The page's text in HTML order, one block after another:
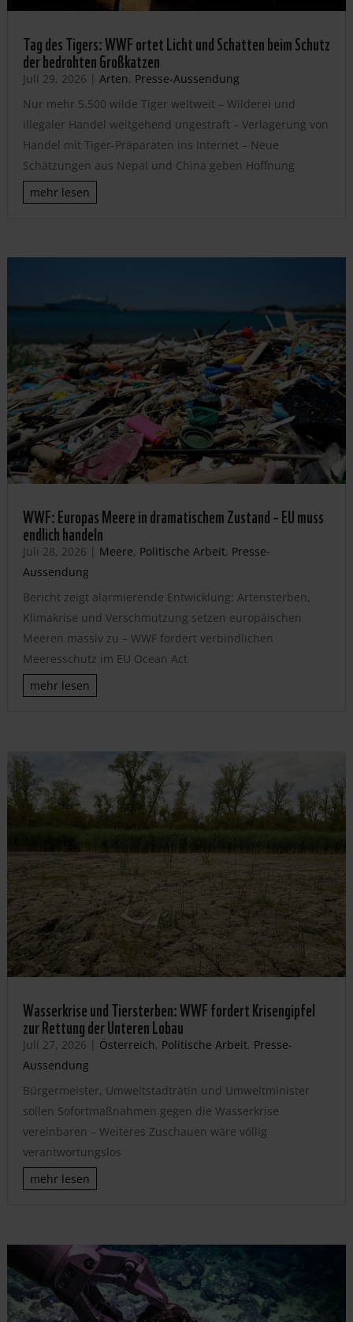
Tag des Tigers: WWF ortet Licht und Schatten beim Schutz
der bedrohten Großkatzen
Juli 29, 2026 | Arten, Presse-Aussendung
Nur mehr 5.500 wilde Tiger weltweit – Wilderei und
illegaler Handel weitgehend ungestraft – Verlagerung von
Handel mit Tiger-Präparaten ins Internet – Neue
Schätzungen aus Nepal und China geben Hoffnung
mehr lesen
WWF: Europas Meere in dramatischem Zustand – EU muss
endlich handeln
Juli 28, 2026 | Meere, Politische Arbeit, Presse-
Aussendung
Bericht zeigt alarmierende Entwicklung: Artensterben,
Klimakrise und Verschmutzung setzen europäischen
Meeren massiv zu – WWF fordert verbindlichen
Meeresschutz im EU Ocean Act
mehr lesen
Wasserkrise und Tiersterben: WWF fordert Krisengipfel
zur Rettung der Unteren Lobau
Juli 27, 2026 | Österreich, Politische Arbeit, Presse-
Aussendung
Bürgermeister, Umweltstadträtin und Umweltminister
sollen Sofortmaßnahmen gegen die Wasserkrise
vereinbaren – Weiteres Zuschauen wäre völlig
verantwortungslos
mehr lesen